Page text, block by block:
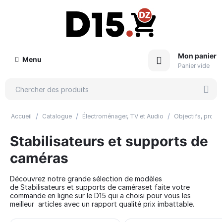
Menu Mon panier
Panier vide
Accueil / Catalogue / Électroménager, TV et Audio / Objectifs,
Stabilisateurs et supports de
caméras
Découvrez notre grande sélection de modèles
de Stabilisateurs et supports de caméraset faite votre
commande en ligne sur le D15 qui a choisi pour vous les
meilleur articles avec un rapport qualité prix imbattable.